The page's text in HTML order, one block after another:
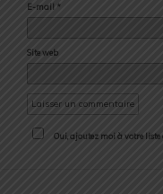
E-mail *
Site web
Oui, ajoutez moi à votre liste